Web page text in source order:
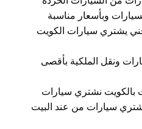
وبأسعار مناسبة
يشتري سيارات الكويت
ونقل الملكية بأقصى
نشتري سيارات
سيارات من عند البيت